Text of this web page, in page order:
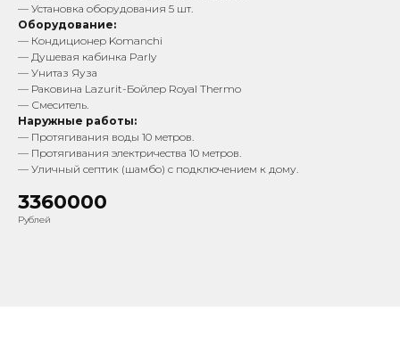
— Установка оборудования 5 шт.
Оборудование:
— Кондиционер Komanchi
— Душевая кабинка Parly
— Унитаз Яуза
— Раковина Lazurit-Бойлер Royal Thermo
— Смеситель.
Наружные работы:
— Протягивания воды 10 метров.
— Протягивания электричества 10 метров.
— Уличный септик (шамбо) с подключением к дому.
3360000
Рублей